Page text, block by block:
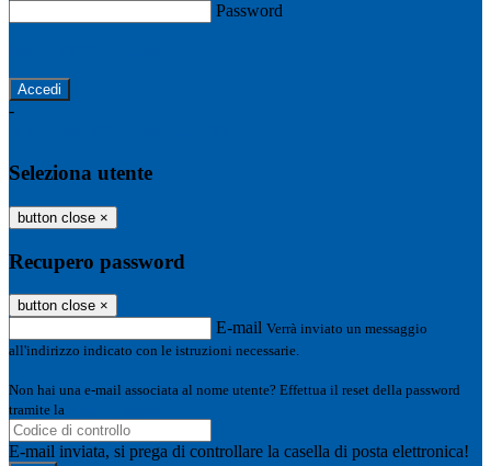
Password
-
Seleziona utente
button close ×
Recupero password
button close ×
E-mail Verrà inviato un messaggio
all'indirizzo indicato con le istruzioni necessarie.
Non hai una e-mail associata al nome utente? Effettua il reset della password
tramite la
E-mail inviata, si prega di controllare la casella di posta elettronica!